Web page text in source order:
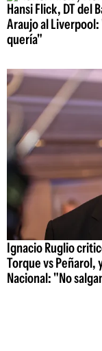
Hansi Flick, DT del
Araujo al
quería"
Ignacio Ruglio
Torque vs
Nacional: "No